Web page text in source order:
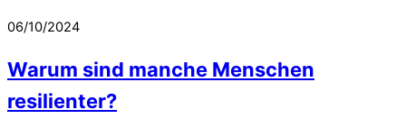
06/10/2024
Warum sind manche Menschen
resilienter?